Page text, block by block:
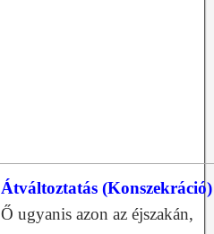
Átváltoztatás (Konszekráció)
Ő ugyanis azon az éjszakán,